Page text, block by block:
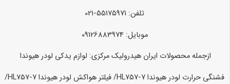
تلفن: 55175971-021
موبایل: 09126883974
ازجمله محصولات ایران هیدرولیک مرکزی: لوازم یدکی لودر هیوندا
فشنگی حرارت لودر هیوندا HL757-7/ فیلتر هواکش لودر
هیوندا HL757-7
/